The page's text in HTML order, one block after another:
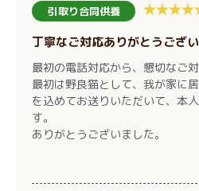
引取り合同供養
丁寧なご対応ありがとうござ
最初の電話対応から、懇切なご
最初は野良猫として、我が家に
を込めてお送りいただいて、本
す。
ありがとうございました。